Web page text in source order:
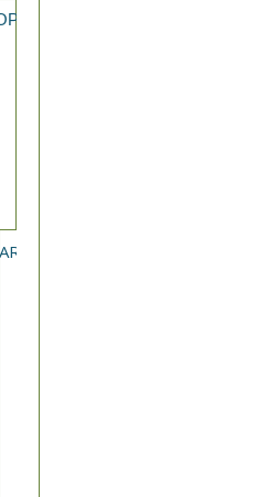
από την WIN MEDICA Rekomb®
- NEA ΚΥΚΛΟΦΟΡΙΑ XAVERTIA